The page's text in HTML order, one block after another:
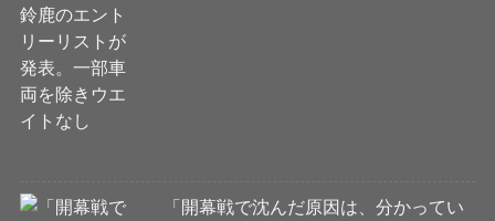
「開幕戦で沈んだ原因は、分かってい